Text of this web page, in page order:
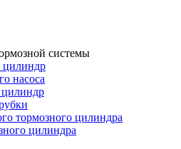
системы
цилиндр
насоса
цилиндр
тормозного цилиндра
цилиндра